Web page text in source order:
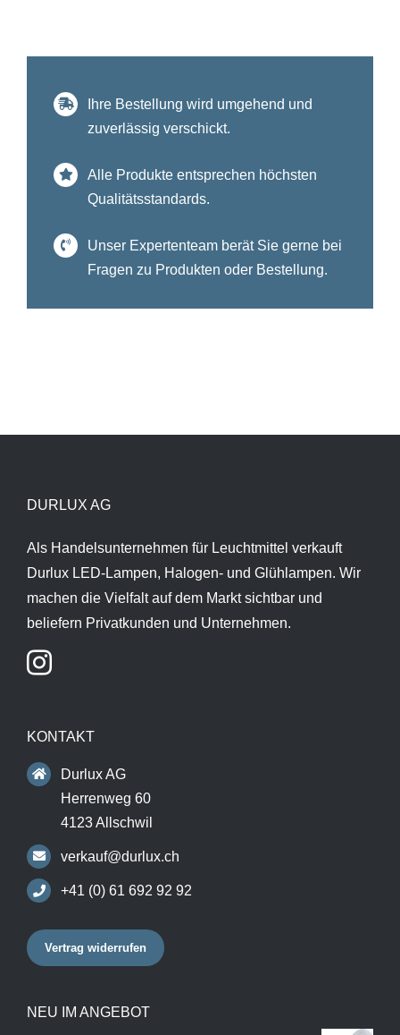
Ihre Bestellung wird umgehend und
zuverlässig verschickt.
Alle Produkte entsprechen höchsten
Qualitätsstandards.
Unser Expertenteam berät Sie gerne bei
Fragen zu Produkten oder Bestellung.
DURLUX AG
Als Handelsunternehmen für Leuchtmittel verkauft
Durlux LED-Lampen, Halogen- und Glühlampen. Wir
machen die Vielfalt auf dem Markt sichtbar und
beliefern Privatkunden und Unternehmen.
KONTAKT
Durlux AG
Herrenweg 60
4123 Allschwil
verkauf@durlux.ch
+41 (0) 61 692 92 92
Vertrag widerrufen
NEU IM ANGEBOT